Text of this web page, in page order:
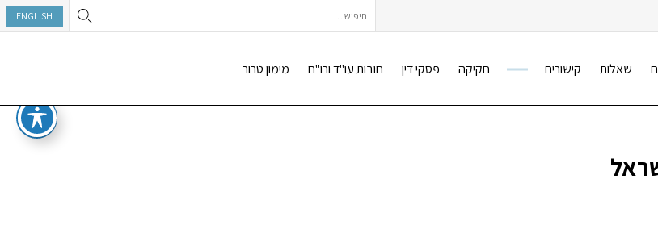
ENGLISH חיפוש:
שאלות קישורים חקיקה פסקי דין חובות עו"ד ורו"ח מימון טרור